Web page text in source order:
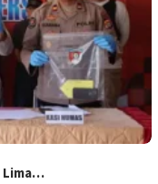
Lima…